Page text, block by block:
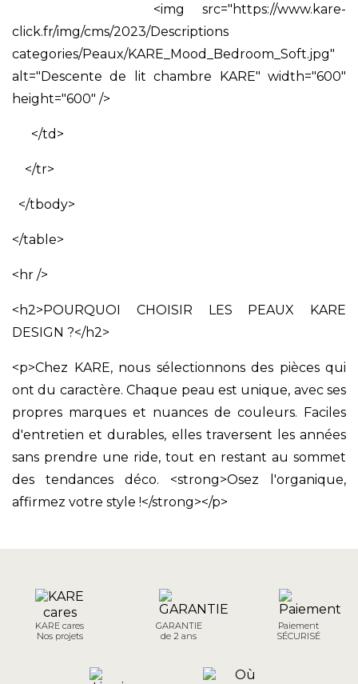
<img src="https://www.kare-
click.fr/img/cms/2023/Descriptions
categories/Peaux/KARE_Mood_Bedroom_Soft.jpg"
alt="Descente de lit chambre KARE" width="600"
height="600" />
</td>
</tr>
</tbody>
</table>
<hr />
<h2>POURQUOI CHOISIR LES PEAUX KARE
DESIGN ?</h2>
<p>Chez KARE, nous sélectionnons des pièces qui
ont du caractère. Chaque peau est unique, avec ses
propres marques et nuances de couleurs. Faciles
d'entretien et durables, elles traversent les années
sans prendre une ride, tout en restant au sommet
des tendances déco. <strong>Osez l'organique,
affirmez votre style !</strong></p>
KARE cares
Nos projets
GARANTIE
de 2 ans
Paiement
SÉCURISÉ